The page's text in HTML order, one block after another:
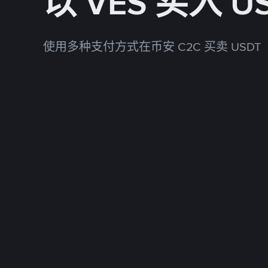
使用多种支付方式在币安 C2C 买卖 USDT